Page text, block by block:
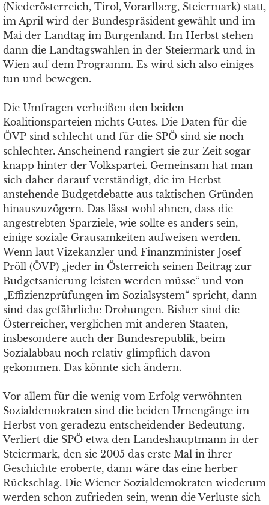
(Niederösterreich, Tirol, Vorarlberg, Steiermark) statt,
im April wird der Bundespräsident gewählt und im
Mai der Landtag im Burgenland. Im Herbst stehen
dann die Landtagswahlen in der Steiermark und in
Wien auf dem Programm. Es wird sich also einiges
tun und bewegen.
Die Umfragen verheißen den beiden
Koalitionsparteien nichts Gutes. Die Daten für die
ÖVP sind schlecht und für die SPÖ sind sie noch
schlechter. Anscheinend rangiert sie zur Zeit sogar
knapp hinter der Volkspartei. Gemeinsam hat man
sich daher darauf verständigt, die im Herbst
anstehende Budgetdebatte aus taktischen Gründen
hinauszuzögern. Das lässt wohl ahnen, dass die
angestrebten Sparziele, wie sollte es anders sein,
einige soziale Grausamkeiten aufweisen werden.
Wenn laut Vizekanzler und Finanzminister Josef
Pröll (ÖVP) „jeder in Österreich seinen Beitrag zur
Budgetsanierung leisten werden müsse“ und von
„Effizienzprüfungen im Sozialsystem“ spricht, dann
sind das gefährliche Drohungen. Bisher sind die
Österreicher, verglichen mit anderen Staaten,
insbesondere auch der Bundesrepublik, beim
Sozialabbau noch relativ glimpflich davon
gekommen. Das könnte sich ändern.
Vor allem für die wenig vom Erfolg verwöhnten
Sozialdemokraten sind die beiden Urnengänge im
Herbst von geradezu entscheidender Bedeutung.
Verliert die SPÖ etwa den Landeshauptmann in der
Steiermark, den sie 2005 das erste Mal in ihrer
Geschichte eroberte, dann wäre das eine herber
Rückschlag. Die Wiener Sozialdemokraten wiederum
werden schon zufrieden sein, wenn die Verluste sich